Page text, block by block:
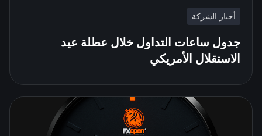
أخبار الشركة
جدول ساعات التداول خلال عطلة عيد
الاستقلال الأمريكي